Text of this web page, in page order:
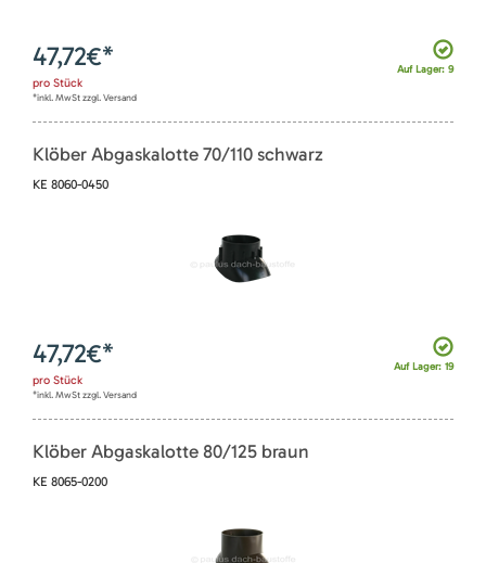
Auf Lager: 9
47,72€*
pro Stück
*inkl. MwSt zzgl. Versand
Klöber Abgaskalotte 70/110 schwarz
KE 8060-0450
Auf Lager: 19
47,72€*
pro Stück
*inkl. MwSt zzgl. Versand
Klöber Abgaskalotte 80/125 braun
KE 8065-0200